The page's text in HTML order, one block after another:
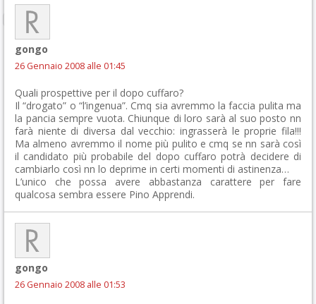
gongo
26 Gennaio 2008 alle 01:45
Quali prospettive per il dopo cuffaro?
Il “drogato” o “l’ingenua”. Cmq sia avremmo la faccia pulita ma
la pancia sempre vuota. Chiunque di loro sarà al suo posto nn
farà niente di diversa dal vecchio: ingrasserà le proprie fila!!!
Ma almeno avremmo il nome più pulito e cmq se nn sarà così
il candidato più probabile del dopo cuffaro potrà decidere di
cambiarlo così nn lo deprime in certi momenti di astinenza…
L’unico che possa avere abbastanza carattere per fare
qualcosa sembra essere Pino Apprendi.
gongo
26 Gennaio 2008 alle 01:53